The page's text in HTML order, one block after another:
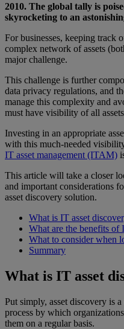
2010. The global tally is
skyrocketing to an
For businesses, keeping track
complex network of assets
major challenge.
This challenge is further
data privacy regulations, and
manage this complexity and
must have visibility of all
Investing in an appropriate
with this much-needed
IT asset management (ITAM)
This article will take a closer
and important considerations
asset discovery solution.
What is IT asset
What are the benefits of
What to consider when
Summary
What is IT asset
Put simply, asset discovery is
process by which
them on a regular basis.